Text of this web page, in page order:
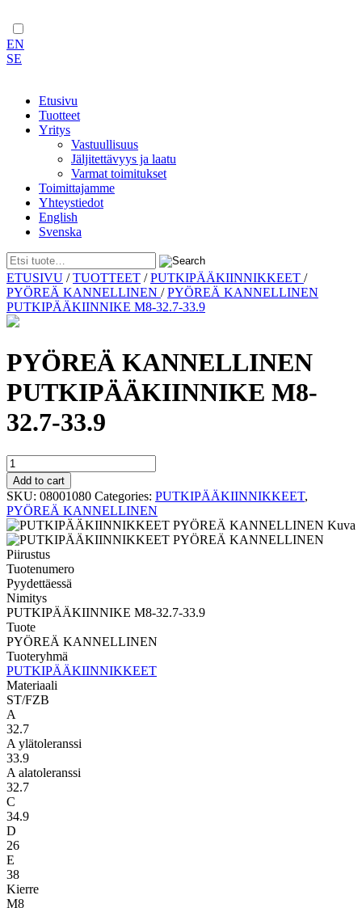
EN
SE
Etusivu
Tuotteet
Yritys
Vastuullisuus
Jäljitettävyys ja laatu
Varmat toimitukset
Toimittajamme
Yhteystiedot
English
Svenska
Skip
to
content
ETUSIVU /TUOTTEET /PUTKIPÄÄKIINNIKKEET /
PYÖREÄ KANNELLINEN /PYÖREÄ KANNELLINEN
PUTKIPÄÄKIINNIKE M8-32.7-33.9
PYÖREÄ KANNELLINEN
PUTKIPÄÄKIINNIKE M8-
32.7-33.9
PYÖREÄ
KANNELLINEN
PUTKIPÄÄKIINNIKE
M8-
32.7-
33.9
quantity
Add to cart
SKU: 08001080 Categories: PUTKIPÄÄKIINNIKKEET,
PYÖREÄ KANNELLINEN
Tuotenumero
Pyydettäessä
Nimitys
PUTKIPÄÄKIINNIKE M8-32.7-33.9
Tuote
PYÖREÄ KANNELLINEN
Tuoteryhmä
PUTKIPÄÄKIINNIKKEET
Materiaali
ST/FZB
A
32.7
A ylätoleranssi
33.9
A alatoleranssi
32.7
C
34.9
D
26
E
38
Kierre
M8